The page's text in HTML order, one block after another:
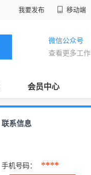
我要发布 移动端
微信公众号
查看更多工作
会员中心
联系信息
手机号码： ****